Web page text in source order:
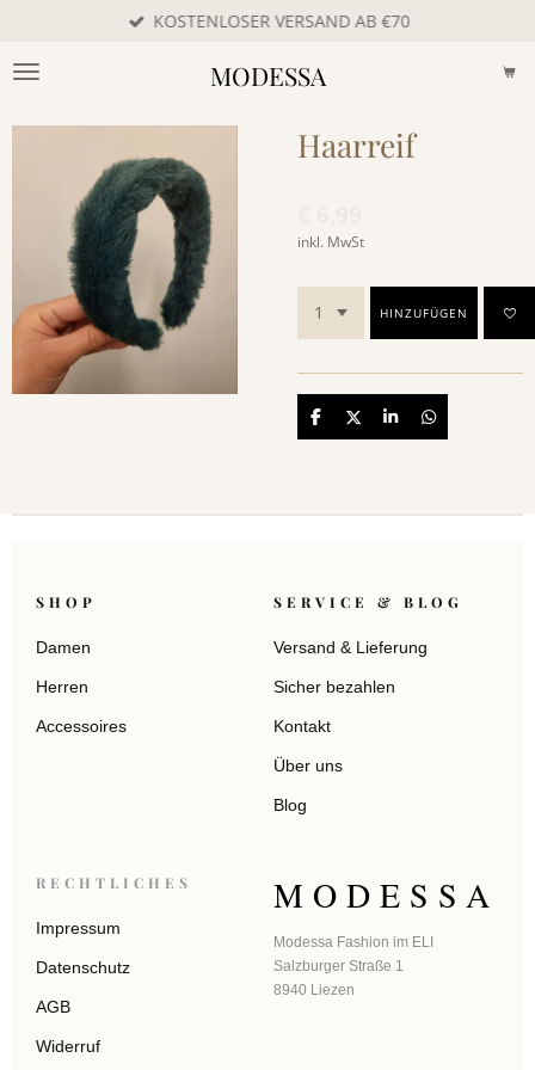
springen
MODESSA
KOSTENLOSER VERSAND AB €70
Haarreif
inkl. MwSt
HINZUFÜGEN
TeilenTeilenTeilenTeilen
SHOP
Damen
Herren
Accessoires
SERVICE & BLOG
Versand & Lieferung
Sicher bezahlen
Kontakt
Über uns
Blog
RECHTLICHES
Impressum
Datenschutz
AGB
Widerruf
MODESSA
Modessa Fashion im ELI
Salzburger Straße 1
8940 Liezen